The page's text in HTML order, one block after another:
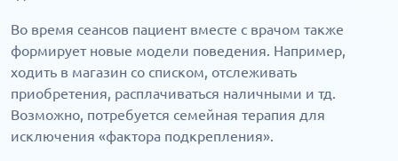
Во время сеансов пациент вместе с врачом также
формирует новые модели поведения. Например,
ходить в магазин со списком, отслеживать
приобретения, расплачиваться наличными и тд.
Возможно, потребуется семейная терапия для
исключения «фактора подкрепления».